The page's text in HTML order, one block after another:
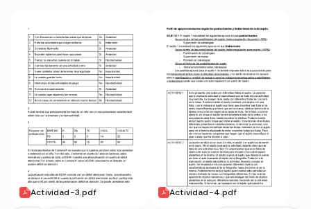
Actividad-3.pdf Actividad-4.pdf